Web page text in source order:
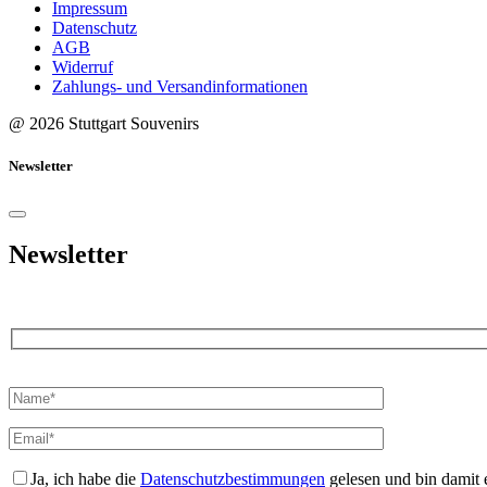
Impressum
Datenschutz
AGB
Widerruf
Zahlungs- und Versandinformationen
@ 2026 Stuttgart Souvenirs
Newsletter
Newsletter
lasse
Feld
leer.
Ja, ich habe die Datenschutzbestimmungen gelesen und bin damit